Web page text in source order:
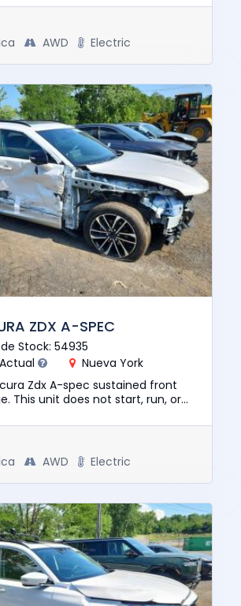
This ve...
AWD Electric
ZDX A-SPEC
Stock: 54935
Nueva York
Zdx A-spec sustained front
This unit does not start, run, or
This v...
AWD Electric